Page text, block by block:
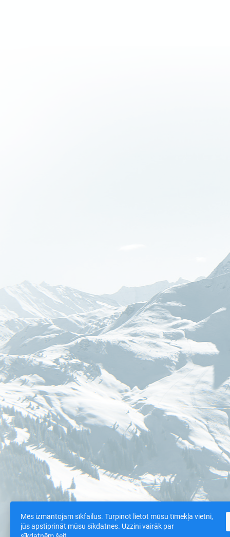
Mēs izmantojam sīkfailus. Turpinot lietot mūsu tīmekļa vietni,
jūs apstiprināt mūsu sīkdatnes. Uzzini vairāk par